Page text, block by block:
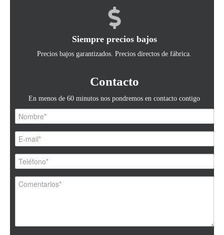
Siempre precios bajos
Precios bajos garantizados. Precios directos de fábrica.
Contacto
En menos de 60 minutos nos pondremos en contacto contigo